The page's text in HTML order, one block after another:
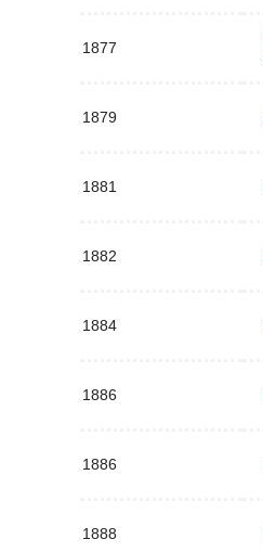
1877
1879
1881
1882
1884
1886
1886
1888